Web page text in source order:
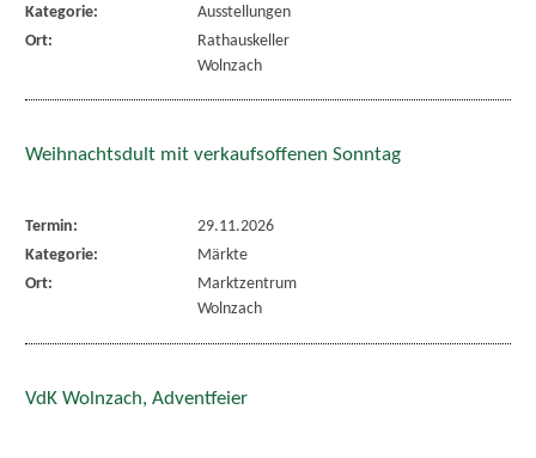
Kategorie:
Ausstellungen
Ort:
Rathauskeller
Wolnzach
Weihnachtsdult mit verkaufsoffenen Sonntag
Termin:
29.11.2026
Kategorie:
Märkte
Ort:
Marktzentrum
Wolnzach
VdK Wolnzach, Adventfeier